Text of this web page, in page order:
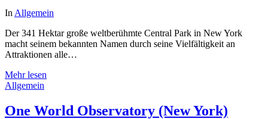
In Allgemein
Der 341 Hektar große weltberühmte Central Park in New York
macht seinem bekannten Namen durch seine Vielfältigkeit an
Attraktionen alle…
Mehr lesen
Allgemein
One World Observatory (New York)